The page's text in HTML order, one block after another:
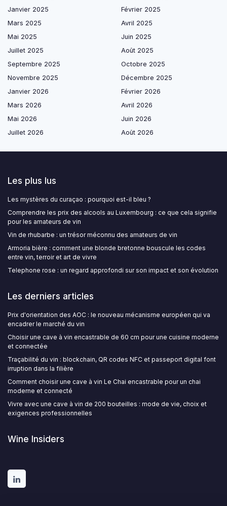
Janvier 2025
Février 2025
Mars 2025
Avril 2025
Mai 2025
Juin 2025
Juillet 2025
Août 2025
Septembre 2025
Octobre 2025
Novembre 2025
Décembre 2025
Janvier 2026
Février 2026
Mars 2026
Avril 2026
Mai 2026
Juin 2026
Juillet 2026
Août 2026
Les plus lus
Les mystères du curaçao : pourquoi est-il bleu ?
Comprendre les prix des alcools au Luxembourg : ce que cela signifie
pour les amateurs de vin
Vin de rhubarbe : un trésor méconnu des amateurs de vin
Armoria bière : comment une blonde bretonne bouscule les codes
entre vin, terroir et art de vivre
Telephone rose : un regard approfondi sur son impact et son évolution
Les derniers articles
Prix d'orientation des AOC : le nouveau mécanisme européen qui va
encadrer le marché du vin
Choisir une cave à vin encastrable de 60 cm pour une cuisine moderne
et connectée
Traçabilité du vin : blockchain, QR codes NFC et passeport digital font
irruption dans la filière
Comment choisir une cave à vin Le Chai encastrable pour un chai
moderne et connecté
Vivre avec une cave à vin de 200 bouteilles : mode de vie, choix et
exigences professionnelles
Wine Insiders